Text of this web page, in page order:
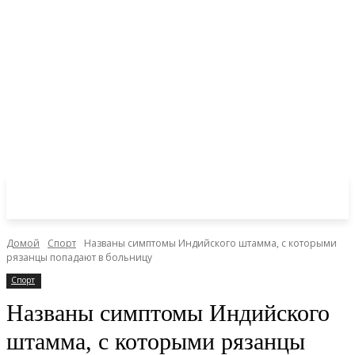
Домой Спорт
Названы симптомы Индийского штамма, с которыми
рязанцы попадают в больницу
Спорт
Названы симптомы Индийского
штамма, с которыми рязанцы